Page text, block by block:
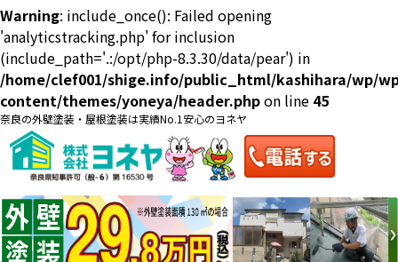
Warning: include_once(): Failed opening
'analyticstracking.php' for inclusion
(include_path='.:/opt/php-8.3.30/data/pear') in
/home/clef001/shige.info/public_html/kashihara/wp/
content/themes/yoneya/header.phpon line 45
奈良の外壁塗装・屋根塗装は実績No.1安心のヨネヤ
料金一覧 会社案内
来店予約 お問い合わせ
お見積り
地域の事例がいっぱい
ヨネヤの施工実績